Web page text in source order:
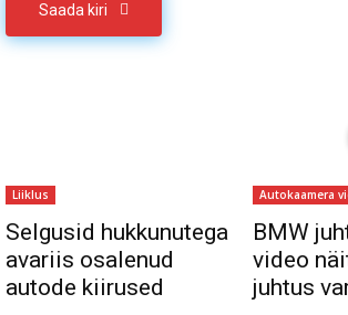
Saada kiri
Liiklus
Selgusid hukkunutega
avariis osalenud
autode kiirused
Autokaamera
BMW
video
juhtus